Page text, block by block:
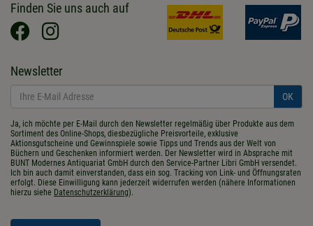
Finden Sie uns auch auf
Newsletter
OK
Ja, ich möchte per E-Mail durch den Newsletter regelmäßig über Produkte aus dem
Sortiment des Online-Shops, diesbezügliche Preisvorteile, exklusive
Aktionsgutscheine und Gewinnspiele sowie Tipps und Trends aus der Welt von
Büchern und Geschenken informiert werden. Der Newsletter wird in Absprache mit
BUNT Modernes Antiquariat GmbH durch den Service-Partner Libri GmbH versendet.
Ich bin auch damit einverstanden, dass ein sog. Tracking von Link- und Öffnungsraten
erfolgt. Diese Einwilligung kann jederzeit widerrufen werden (nähere Informationen
hierzu siehe Datenschutzerklärung).